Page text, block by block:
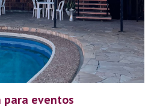
para eventos